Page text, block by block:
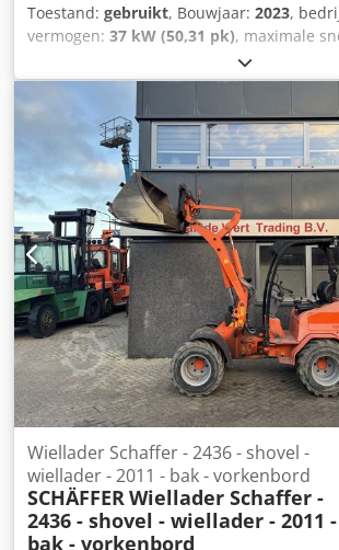
Toestand: gebruikt, Bouwjaar: 2023,
vermogen: 37 kW (50,31 pk), maximale
Bedrijfstijden: 2152; voorzien van ROPS-
beschermingsbeugel voor de bestuurder;
dieselmotor D1803-CR-T; 37 kW = 50 pk;
eindplaat; snelle versnelling 20 km/u;
gereedschapsvergrendeling;
uitrusting; achteras met verbrede
ballastgewicht 100 kg; banden 15.0/55-17
-45; tandwielpomp, versterkt, 19 ccm
motor); set werklampen, LED, 800 lumen
achter); opnameframe, Euro-W;
vergrendeling; sleepinrichting met bout en
opslaglocatie: HIS Hanau.
Wiellader Schaffer - 2436 - shovel -
wiellader - 2011 - bak - vorkenbord
SCHÄFFERWiellader Schaffer -
2436 - shovel - wiellader - 2011 -
bak - vorkenbord